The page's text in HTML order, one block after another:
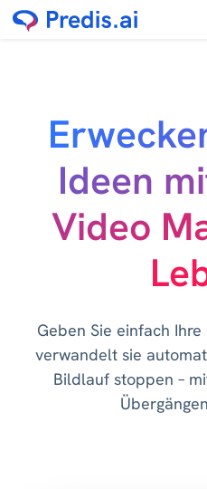
Ideen
Video
Geben Sie einfach
verwandelt sie
Bildlauf stoppen –